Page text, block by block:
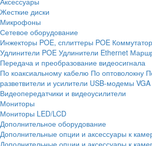
Жесткие диски
Микрофоны
Сетевое оборудование
Инжекторы POE, сплиттеры POE
Удлинители POE Удлинители Ethernet
Передача и преобразование видеосигнала
По коаксиальному кабелю По оптоволокну
разветвители и усилители USB-модемы
Видеопередатчики и видеоусилители
Мониторы
Мониторы LED/LCD
Дополнительное оборудование
Дополнительные опции и аксессуары к